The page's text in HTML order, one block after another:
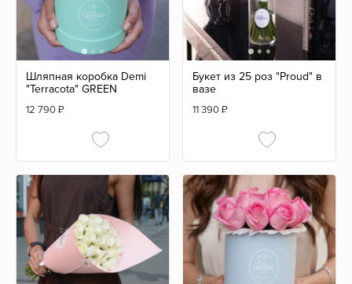
Шляпная коробка Demi
"Terracota" GREEN
12 790₽
Букет из 25 роз "Proud" в
вазе
11 390₽